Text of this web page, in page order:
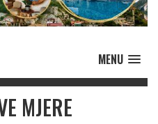
MENU
MJERE